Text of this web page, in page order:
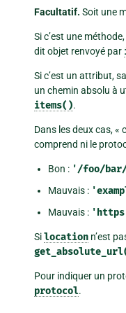
Facultatif. Soit une
Si c’est une
dit objet renvoyé par
Si c’est un attribut,
un chemin absolu à
items().
Dans les deux cas, «
comprend ni le
Bon : '/foo/
Mauvais :
Mauvais :
Silocation n’est
Pour indiquer un
protocol.